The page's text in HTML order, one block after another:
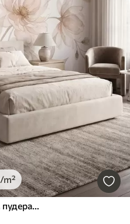
/m²
Прозрачни божури у нежним пудерасто-беж тоновима